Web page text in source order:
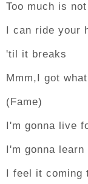
Too much is
I can ride your
'til it breaks
Mmm,I got
(Fame)
I'm gonna live
I'm gonna
I feel it coming